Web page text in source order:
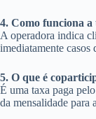
4. Como funciona a
A operadora indica
imediatamente casos
5. O que é
É uma taxa paga
da mensalidade para